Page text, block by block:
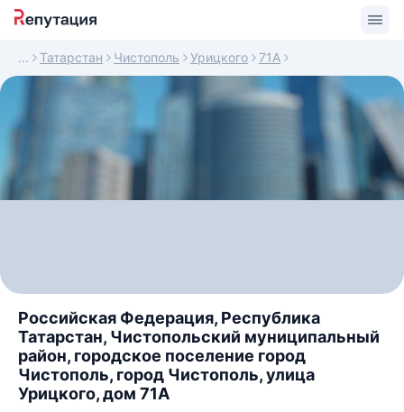
Татарстан Чистополь Урицкого 71А
Российская Федерация, Республика
Татарстан, Чистопольский муниципальный
район, городское поселение город
Чистополь, город Чистополь, улица
Урицкого, дом 71А